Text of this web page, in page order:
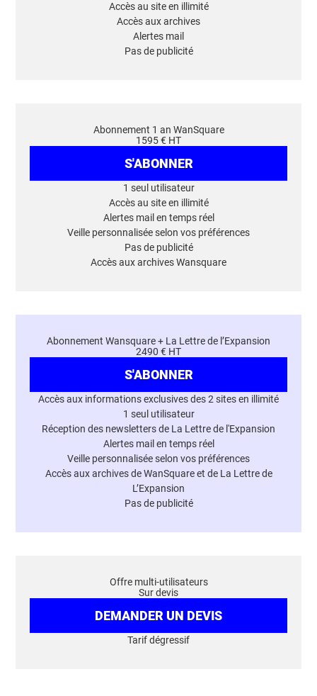
Accès au site en illimité
Accès aux archives
Alertes mail
Pas de publicité
Abonnement 1 an WanSquare
1595 € HT
S'ABONNER
1 seul utilisateur
Accès au site en illimité
Alertes mail en temps réel
Veille personnalisée selon vos préférences
Pas de publicité
Accès aux archives Wansquare
Abonnement Wansquare + La Lettre de l’Expansion
2490 € HT
S'ABONNER
Accès aux informations exclusives des 2 sites en illimité
1 seul utilisateur
Réception des newsletters de La Lettre de l'Expansion
Alertes mail en temps réel
Veille personnalisée selon vos préférences
Accès aux archives de WanSquare et de La Lettre de
L’Expansion
Pas de publicité
Offre multi-utilisateurs
Sur devis
DEMANDER UN DEVIS
Tarif dégressif